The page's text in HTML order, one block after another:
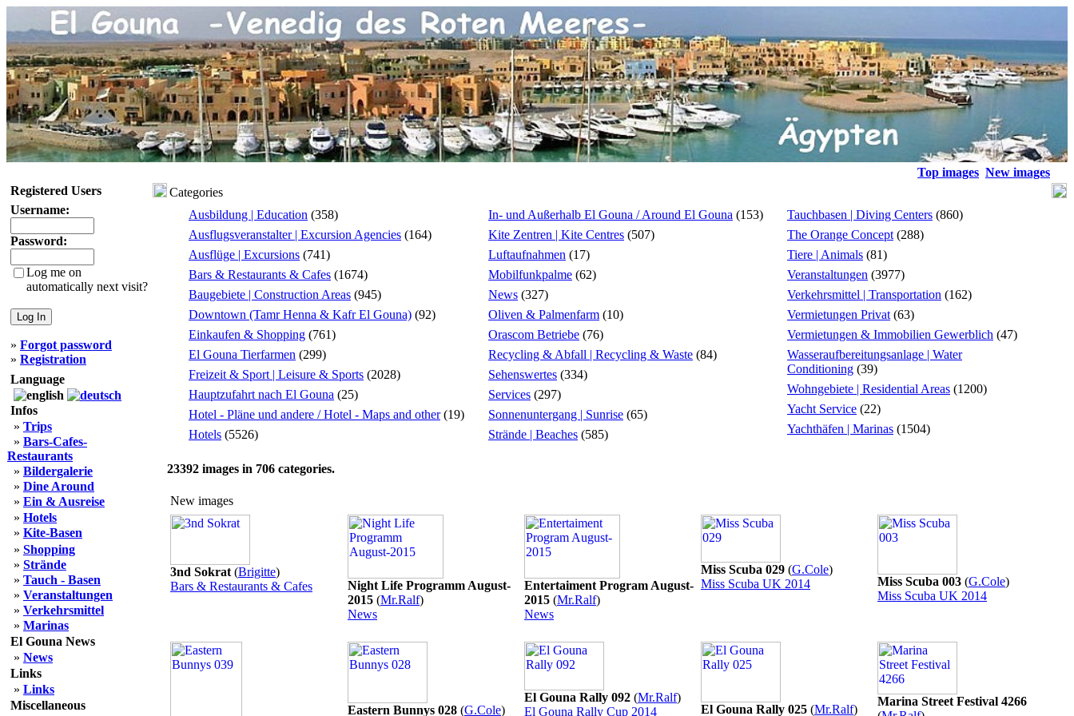
Top images New images
Registered Users
Username:
Password:
Log me on
automatically next visit?
» Forgot password
» Registration
Language
Infos
» Trips
» Bars-Cafes-
Restaurants
» Bildergalerie
» Dine Around
» Ein & Ausreise
» Hotels
» Kite-Basen
» Shopping
» Strände
» Tauch - Basen
» Veranstaltungen
» Verkehrsmittel
» Marinas
El Gouna News
» News
Links
» Links
Miscellaneous
Categories
Ausbildung | Education (358)
Ausflugsveranstalter | Excursion Agencies (164)
Ausflüge | Excursions (741)
Bars & Restaurants & Cafes (1674)
Baugebiete | Construction Areas (945)
Downtown (Tamr Henna & Kafr El Gouna) (92)
Einkaufen & Shopping (761)
El Gouna Tierfarmen (299)
Freizeit & Sport | Leisure & Sports (2028)
Hauptzufahrt nach El Gouna (25)
Hotel - Pläne und andere / Hotel - Maps and other(19)
Hotels (5526)
In- und Außerhalb El Gouna / Around El Gouna (153)
Kite Zentren | Kite Centres (507)
Luftaufnahmen (17)
Mobilfunkpalme (62)
News (327)
Oliven & Palmenfarm (10)
Orascom Betriebe (76)
Recycling & Abfall | Recycling & Waste (84)
Sehenswertes (334)
Services (297)
Sonnenuntergang | Sunrise (65)
Strände | Beaches (585)
Tauchbasen | Diving Centers (860)
The Orange Concept (288)
Tiere | Animals (81)
Veranstaltungen (3977)
Verkehrsmittel | Transportation (162)
Vermietungen Privat (63)
Vermietungen & Immobilien Gewerblich (47)
Wasseraufbereitungsanlage | Water
Conditioning (39)
Wohngebiete | Residential Areas (1200)
Yacht Service (22)
Yachthäfen | Marinas (1504)
23392 images in 706 categories.
New images
3nd Sokrat (Brigitte)
Bars & Restaurants & Cafes
Night Life Programm August-
2015 (Mr.Ralf)
News
Entertaiment Program August-
2015 (Mr.Ralf)
News
Miss Scuba 029 (G.Cole)
Miss Scuba UK 2014
Miss Scuba 003 (G.Cole)
Miss Scuba UK 2014
Eastern Bunnys 028 (G.Cole)
El Gouna Rally 092 (Mr.Ralf)
El Gouna Rally Cup 2014
El Gouna Rally 025 (Mr.Ralf)
Marina Street Festival 4266